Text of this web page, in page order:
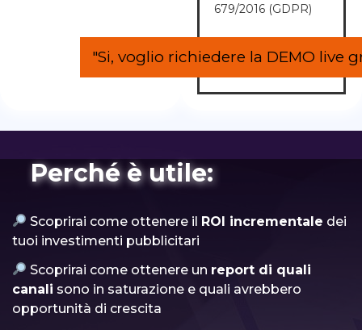
679/2016 (GDPR)
Perché è utile:
Scoprirai come ottenere il ROI incrementale dei
tuoi investimenti pubblicitari
Scoprirai come ottenere un report di quali
canali sono in saturazione e quali avrebbero
opportunità di crescita